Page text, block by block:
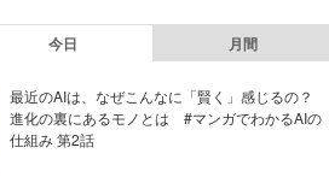
今日 月間
最近のAIは、なぜこんなに「賢く」感じるの？
進化の裏にあるモノとは #マンガでわかるAIの
仕組み 第2話